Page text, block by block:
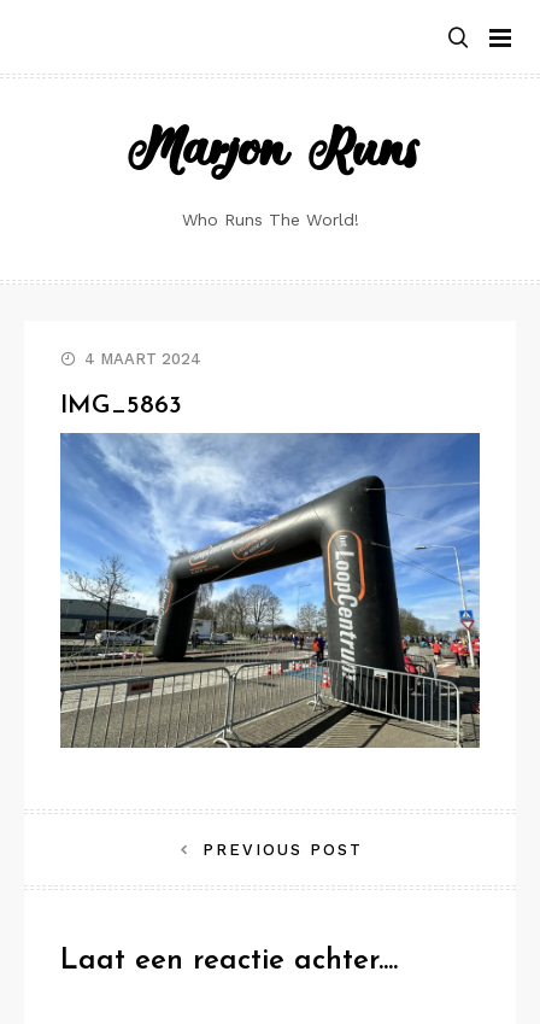
content
Marjon Runs
Who Runs The World!
4 MAART 2024
IMG_5863
navigatie
PREVIOUS POST
Laat een reactie achter....